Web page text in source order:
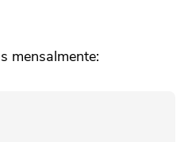
mensalmente: